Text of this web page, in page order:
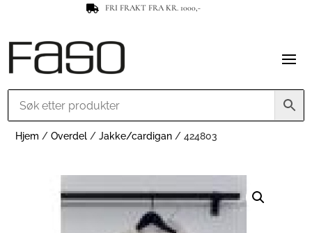
 FRI FRAKT FRA KR. 1000,-
Hjem /Overdel /Jakke/cardigan / 424803